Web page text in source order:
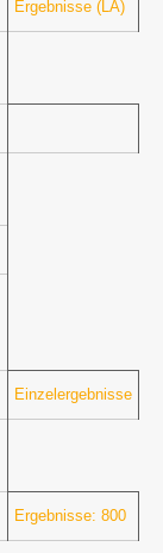
Ergebnisse (LA)
Einzelergebnisse
Ergebnisse: 800